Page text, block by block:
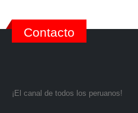
Contacto
¡El canal de todos los peruanos!